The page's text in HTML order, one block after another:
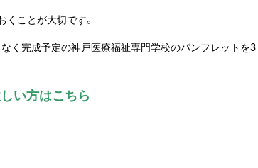
ことが大切です。
く完成予定の神戸医療福祉専門学校のパンフレットを3
い方はこちら